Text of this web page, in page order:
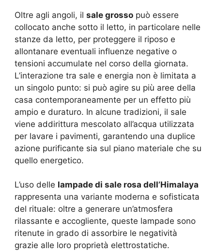
Oltre agli angoli, il sale grosso può essere
collocato anche sotto il letto, in particolare nelle
stanze da letto, per proteggere il riposo e
allontanare eventuali influenze negative o
tensioni accumulate nel corso della giornata.
L’interazione tra sale e energia non è limitata a
un singolo punto: si può agire su più aree della
casa contemporaneamente per un effetto più
ampio e duraturo. In alcune tradizioni, il sale
viene addirittura mescolato all’acqua utilizzata
per lavare i pavimenti, garantendo una duplice
azione purificante sia sul piano materiale che su
quello energetico.
L’uso delle lampade di sale rosa dell’Himalaya
rappresenta una variante moderna e sofisticata
del rituale: oltre a generare un’atmosfera
rilassante e accogliente, queste lampade sono
ritenute in grado di assorbire le negatività
grazie alle loro proprietà elettrostatiche.